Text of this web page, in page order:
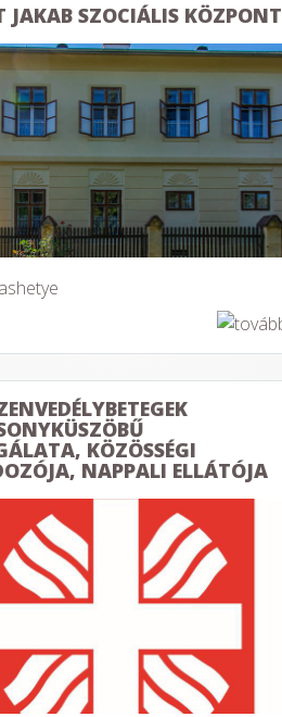
JAKAB SZOCIÁLIS KÖZPONT
KÖZÖSSÉGI
NAPPALI ELLÁTÓJA